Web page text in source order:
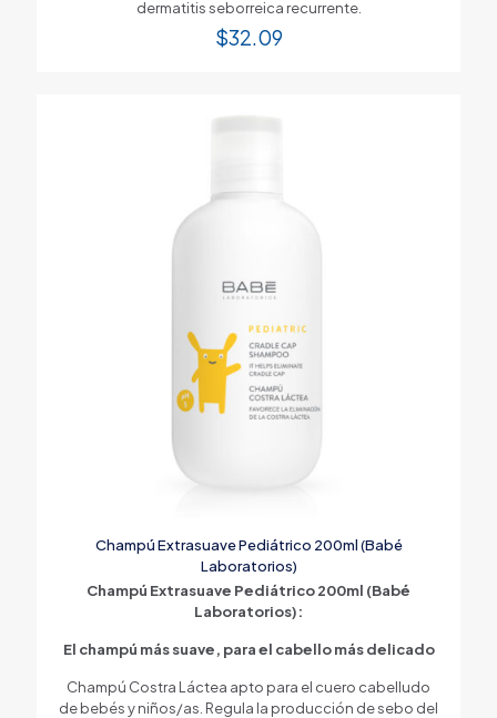
dermatitis seborreica recurrente.
$32.09
Champú Extrasuave Pediátrico 200ml (Babé
Laboratorios)
Champú Extrasuave Pediátrico 200ml (Babé
Laboratorios):
El champú más suave, para el cabello más delicado
Champú Costra Láctea apto para el cuero cabelludo
de bebés y niños/as. Regula la producción de sebo del